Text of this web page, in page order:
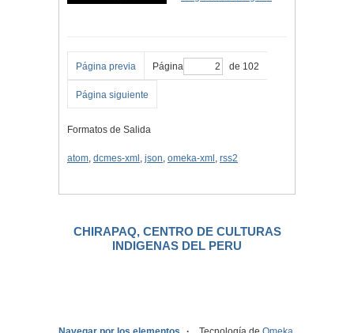
Página previa Página de 102
Página siguiente
Formatos de Salida
atom, dcmes-xml , json, omeka-xml , rss2
CHIRAPAQ, CENTRO DE CULTURAS
INDIGENAS DEL PERU